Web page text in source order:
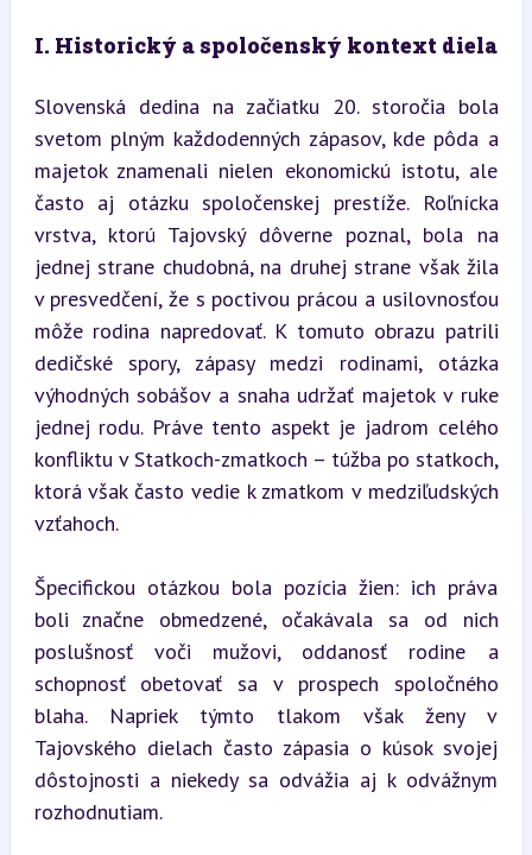
I. Historický a spoločenský kontext diela
Slovenská dedina na začiatku 20. storočia bola
svetom plným každodenných zápasov, kde pôda a
majetok znamenali nielen ekonomickú istotu, ale
často aj otázku spoločenskej prestíže. Roľnícka
vrstva, ktorú Tajovský dôverne poznal, bola na
jednej strane chudobná, na druhej strane však žila
v presvedčení, že s poctivou prácou a usilovnosťou
môže rodina napredovať. K tomuto obrazu patrili
dedičské spory, zápasy medzi rodinami, otázka
výhodných sobášov a snaha udržať majetok v ruke
jednej rodu. Práve tento aspekt je jadrom celého
konfliktu v Statkoch-zmatkoch – túžba po statkoch,
ktorá však často vedie k zmatkom v medziľudských
vzťahoch.
Špecifickou otázkou bola pozícia žien: ich práva
boli značne obmedzené, očakávala sa od nich
poslušnosť voči mužovi, oddanosť rodine a
schopnosť obetovať sa v prospech spoločného
blaha. Napriek týmto tlakom však ženy v
Tajovského dielach často zápasia o kúsok svojej
dôstojnosti a niekedy sa odvážia aj k odvážnym
rozhodnutiam.